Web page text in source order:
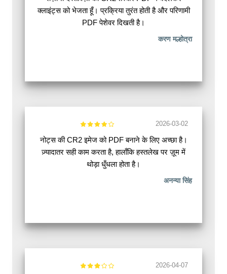
क्लाइंट्स को भेजता हूँ। प्रक्रिया तुरंत होती है और परिणामी
PDF पेशेवर दिखती है।
करण मल्होत्रा
2026-03-02
नोट्स की CR2 इमेज को PDF बनाने के लिए अच्छा है।
ज़्यादातर सही काम करता है, हालाँकि हस्तलेख पर ज़ूम में
थोड़ा धुँधला होता है।
अनन्या सिंह
2026-04-07